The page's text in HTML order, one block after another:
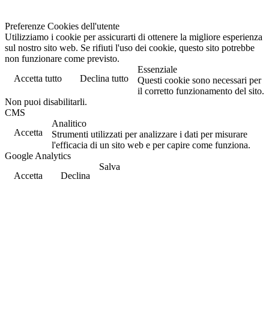
Preferenze Cookies dell'utente
Utilizziamo i cookie per assicurarti di ottenere la migliore esperienza
sul nostro sito web. Se rifiuti l'uso dei cookie, questo sito potrebbe
non funzionare come previsto.
Accetta tutto
Declina tutto
Essenziale
Questi cookie sono necessari per
il corretto funzionamento del sito.
Non puoi disabilitarli.
CMS
Accetta
Analitico
Strumenti utilizzati per analizzare i dati per misurare
l'efficacia di un sito web e per capire come funziona.
Google Analytics
Accetta
Declina
Salva